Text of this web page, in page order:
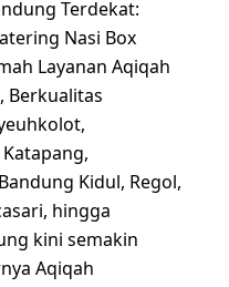
Terdekat:
Nasi Box
Layanan Aqiqah
Berkualitas
Kidul, Regol,
hingga
kini semakin
Aqiqah